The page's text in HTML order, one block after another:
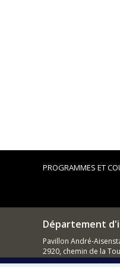
PROGRAMMES ET
Département
Pavillon André-
2920, chemin de la
Montréal (QC)